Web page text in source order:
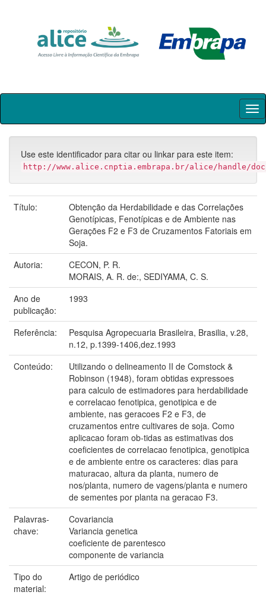
Skip
Use este identificador para citar ou linkar para este item:
http://www.alice.cnptia.embrapa.br/alice/handle/
Título:
Obtenção da Herdabilidade e das Correlações
Genotípicas, Fenotípicas e de Ambiente nas
Gerações F2 e F3 de Cruzamentos Fatoriais em
Soja.
Autoria:
CECON, P. R.
MORAIS, A. R. de:, SEDIYAMA, C. S.
Ano de
publicação:
1993
Referência:
Pesquisa Agropecuaria Brasileira, Brasilia, v.28,
n.12, p.1399-1406,dez.1993
Conteúdo:
Utilizando o delineamento II de Comstock &
Robinson (1948), foram obtidas expressoes
para calculo de estimadores para herdabilidade
e correlacao fenotipica, genotipica e de
ambiente, nas geracoes F2 e F3, de
cruzamentos entre cultivares de soja. Como
aplicacao foram ob-tidas as estimativas dos
coeficientes de correlacao fenotipica, genotipica
e de ambiente entre os caracteres: dias para
maturacao, altura da planta, numero de
nos/planta, numero de vagens/planta e numero
de sementes por planta na geracao F3.
Palavras-
chave:
Covariancia
Variancia genetica
coeficiente de parentesco
componente de variancia
Tipo do
material:
Artigo de periódico